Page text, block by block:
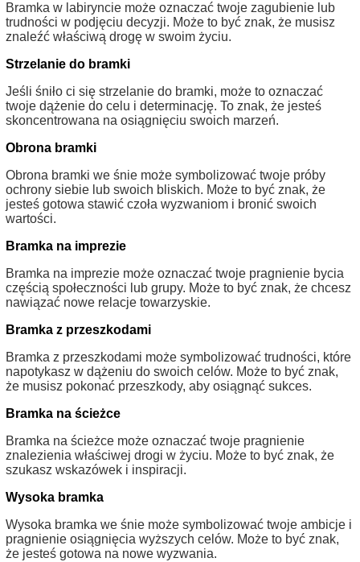
Bramka w labiryncie może oznaczać twoje zagubienie lub
trudności w podjęciu decyzji. Może to być znak, że musisz
znaleźć właściwą drogę w swoim życiu.
Strzelanie do bramki
Jeśli śniło ci się strzelanie do bramki, może to oznaczać
twoje dążenie do celu i determinację. To znak, że jesteś
skoncentrowana na osiągnięciu swoich marzeń.
Obrona bramki
Obrona bramki we śnie może symbolizować twoje próby
ochrony siebie lub swoich bliskich. Może to być znak, że
jesteś gotowa stawić czoła wyzwaniom i bronić swoich
wartości.
Bramka na imprezie
Bramka na imprezie może oznaczać twoje pragnienie bycia
częścią społeczności lub grupy. Może to być znak, że chcesz
nawiązać nowe relacje towarzyskie.
Bramka z przeszkodami
Bramka z przeszkodami może symbolizować trudności, które
napotykasz w dążeniu do swoich celów. Może to być znak,
że musisz pokonać przeszkody, aby osiągnąć sukces.
Bramka na ścieżce
Bramka na ścieżce może oznaczać twoje pragnienie
znalezienia właściwej drogi w życiu. Może to być znak, że
szukasz wskazówek i inspiracji.
Wysoka bramka
Wysoka bramka we śnie może symbolizować twoje ambicje i
pragnienie osiągnięcia wyższych celów. Może to być znak,
że jesteś gotowa na nowe wyzwania.